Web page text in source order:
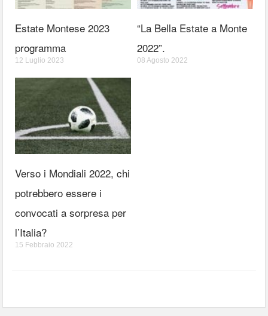
Estate Montese 2023
programma
12 Luglio 2023
“La Bella Estate a Monte
2022”.
08 Agosto 2022
Verso i Mondiali 2022, chi
potrebbero essere i
convocati a sorpresa per
l’Italia?
15 Febbraio 2022